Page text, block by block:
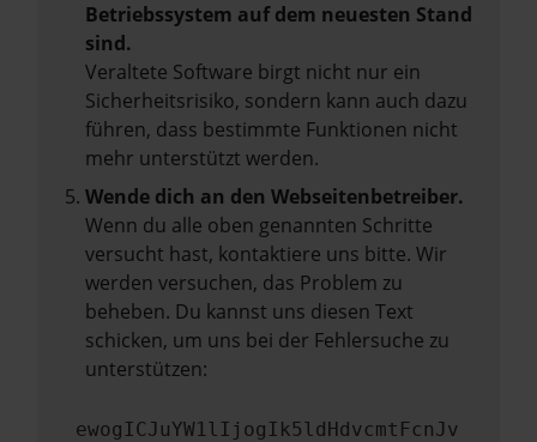
Betriebssystem auf dem neuesten Stand
sind.
Veraltete Software birgt nicht nur ein
Sicherheitsrisiko, sondern kann auch dazu
führen, dass bestimmte Funktionen nicht
mehr unterstützt werden.
Wende dich an den Webseitenbetreiber.
Wenn du alle oben genannten Schritte
versucht hast, kontaktiere uns bitte. Wir
werden versuchen, das Problem zu
beheben. Du kannst uns diesen Text
schicken, um uns bei der Fehlersuche zu
unterstützen:
ewogICJuYW1lIjogIk5ldHdvcmtFcnJv